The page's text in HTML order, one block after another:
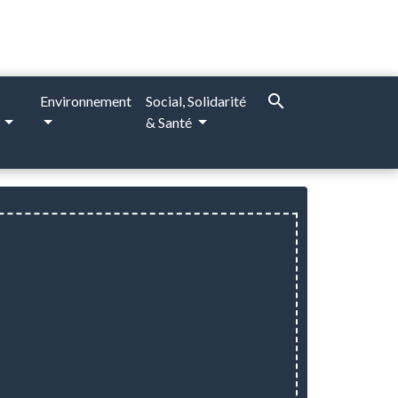
Environnement
Social, Solidarité
& Santé
search